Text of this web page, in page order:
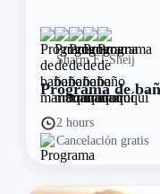
Sharm El-Sheij
Programa de
2 hours
Cancelación gratis